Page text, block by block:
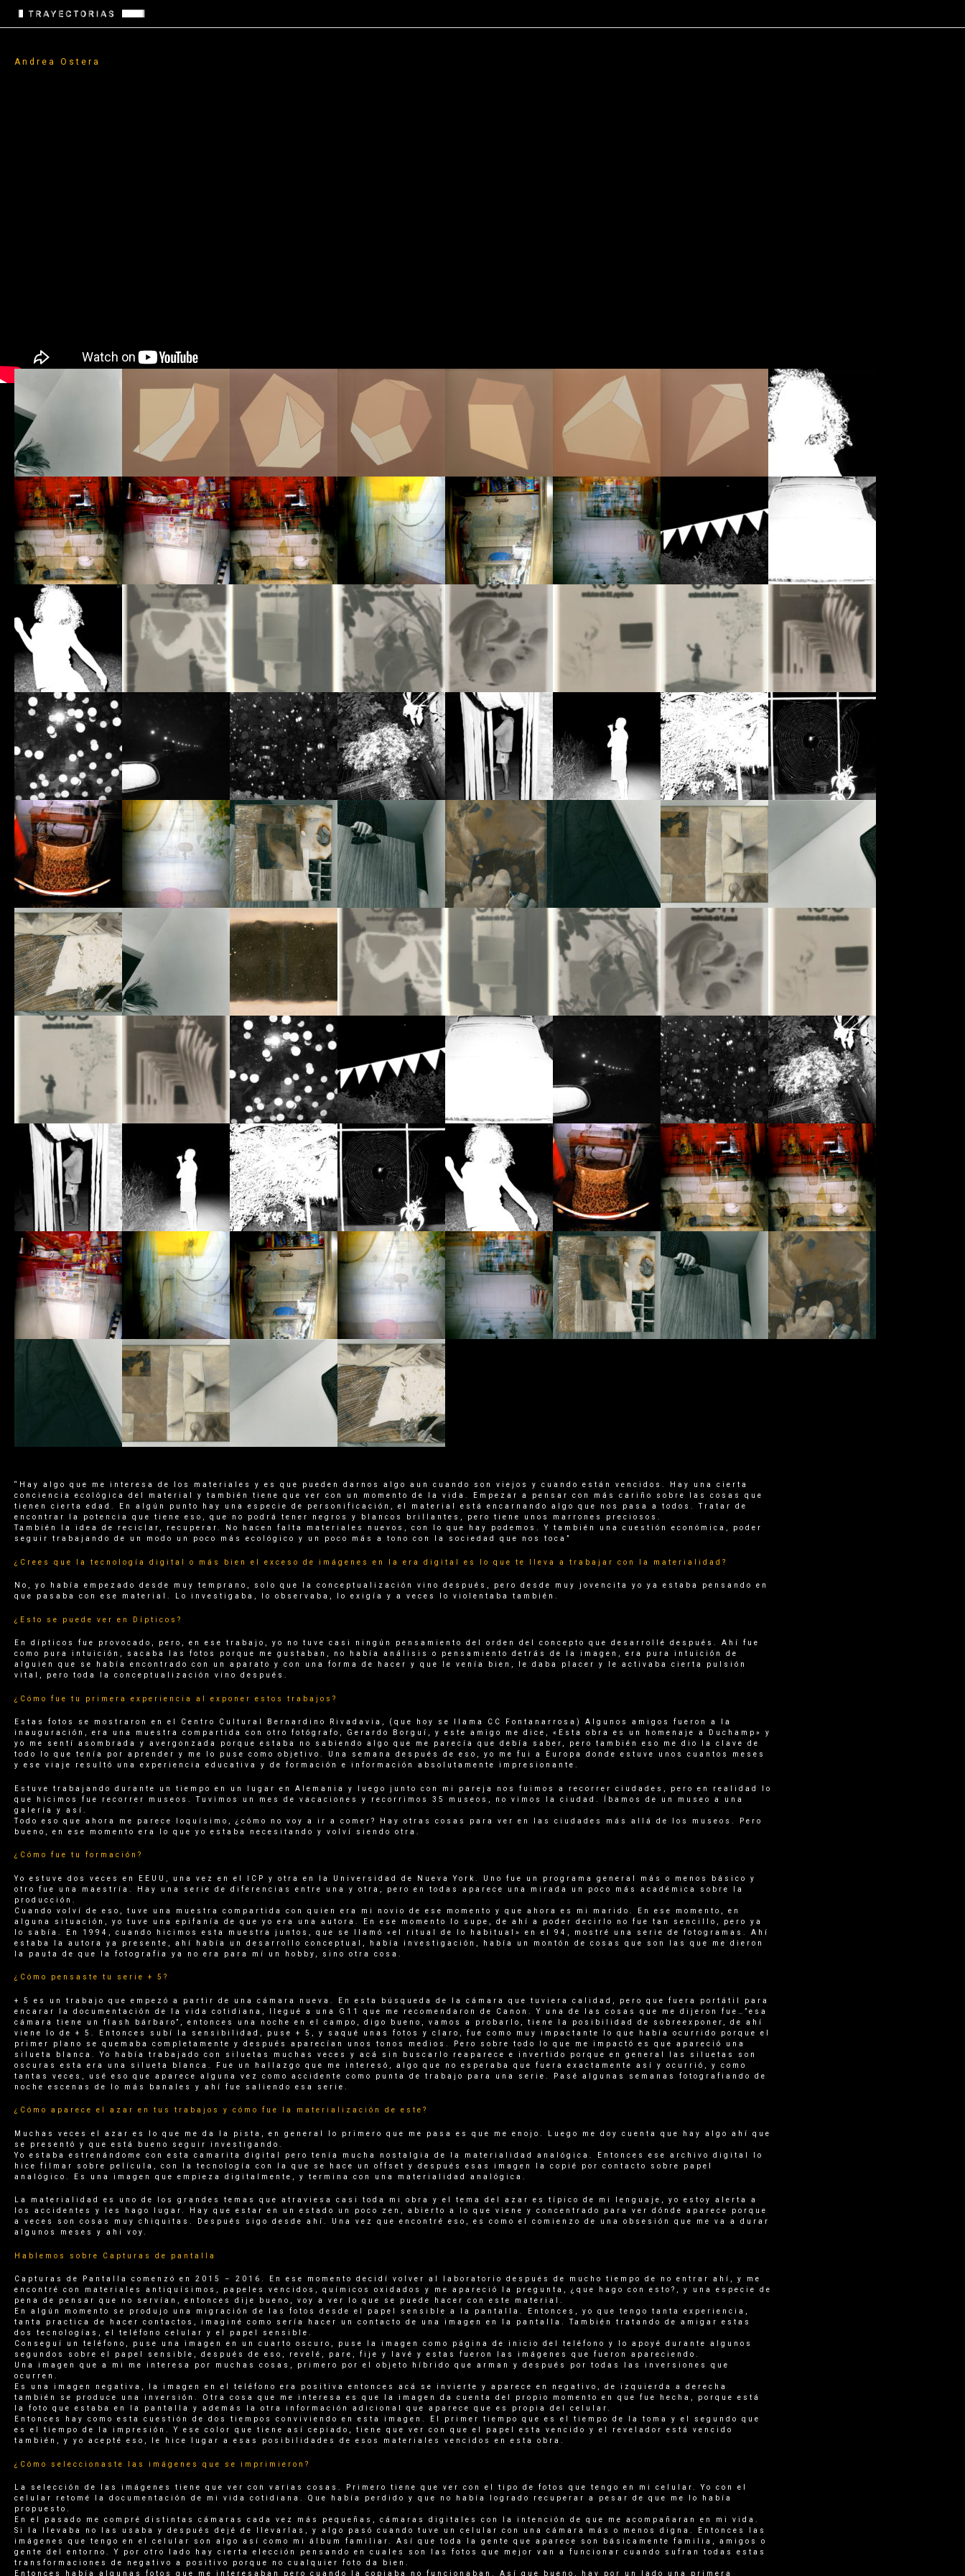
contenido
Andrea Ostera
“Hay algo que me interesa de los materiales y es que pueden darnos algo aun cuando son viejos y cuando están vencidos. Hay una cierta
conciencia ecológica del material y también tiene que ver con un momento de la vida. Empezar a pensar con más cariño sobre las cosas que
tienen cierta edad. En algún punto hay una especie de personificación, el material está encarnando algo que nos pasa a todos. Tratar de
encontrar la potencia que tiene eso, que no podrá tener negros y blancos brillantes, pero tiene unos marrones preciosos.
También la idea de reciclar, recuperar. No hacen falta materiales nuevos, con lo que hay podemos. Y también una cuestión económica, poder
seguir trabajando de un modo un poco más ecológico y un poco más a tono con la sociedad que nos toca”
¿Crees que la tecnología digital o más bien el exceso de imágenes en la era digital es lo que te lleva a trabajar con la materialidad?
No, yo había empezado desde muy temprano, solo que la conceptualización vino después, pero desde muy jovencita yo ya estaba pensando en
que pasaba con ese material. Lo investigaba, lo observaba, lo exigía y a veces lo violentaba también.
¿Esto se puede ver en Dípticos?
En dípticos fue provocado, pero, en ese trabajo, yo no tuve casi ningún pensamiento del orden del concepto que desarrollé después. Ahí fue
como pura intuición, sacaba las fotos porque me gustaban, no había análisis o pensamiento detrás de la imagen, era pura intuición de
alguien que se había encontrado con un aparato y con una forma de hacer y que le venía bien, le daba placer y le activaba cierta pulsión
vital, pero toda la conceptualización vino después.
¿Cómo fue tu primera experiencia al exponer estos trabajos?
Estas fotos se mostraron en el Centro Cultural Bernardino Rivadavia, (que hoy se llama CC Fontanarrosa) Algunos amigos fueron a la
inauguración, era una muestra compartida con otro fotógrafo, Gerardo Borguí, y este amigo me dice, «Esta obra es un homenaje a Duchamp» y
yo me sentí asombrada y avergonzada porque estaba no sabiendo algo que me parecía que debía saber, pero también eso me dio la clave de
todo lo que tenía por aprender y me lo puse como objetivo. Una semana después de eso, yo me fui a Europa donde estuve unos cuantos meses
y ese viaje resultó una experiencia educativa y de formación e información absolutamente impresionante.
Estuve trabajando durante un tiempo en un lugar en Alemania y luego junto con mi pareja nos fuimos a recorrer ciudades, pero en realidad lo
que hicimos fue recorrer museos. Tuvimos un mes de vacaciones y recorrimos 35 museos, no vimos la ciudad. Íbamos de un museo a una
galería y así.
Todo eso que ahora me parece loquísimo, ¿cómo no voy a ir a comer? Hay otras cosas para ver en las ciudades más allá de los museos. Pero
bueno, en ese momento era lo que yo estaba necesitando y volví siendo otra.
¿Cómo fue tu formación?
Yo estuve dos veces en EEUU, una vez en el ICP y otra en la Universidad de Nueva York. Uno fue un programa general más o menos básico y
otro fue una maestría. Hay una serie de diferencias entre una y otra, pero en todas aparece una mirada un poco más académica sobre la
producción.
Cuando volví de eso, tuve una muestra compartida con quien era mi novio de ese momento y que ahora es mi marido. En ese momento, en
alguna situación, yo tuve una epifanía de que yo era una autora. En ese momento lo supe, de ahí a poder decirlo no fue tan sencillo, pero ya
lo sabía. En 1994, cuando hicimos esta muestra juntos, que se llamó «el ritual de lo habitual» en el 94, mostré una serie de fotogramas. Ahí
estaba la autora ya presente, ahí había un desarrollo conceptual, había investigación, había un montón de cosas que son las que me dieron
la pauta de que la fotografía ya no era para mí un hobby, sino otra cosa.
¿Cómo pensaste tu serie + 5?
+ 5 es un trabajo que empezó a partir de una cámara nueva. En esta búsqueda de la cámara que tuviera calidad, pero que fuera portátil para
encarar la documentación de la vida cotidiana, llegué a una G11 que me recomendaron de Canon. Y una de las cosas que me dijeron fue…”esa
cámara tiene un flash bárbaro”, entonces una noche en el campo, digo bueno, vamos a probarlo, tiene la posibilidad de sobreexponer, de ahí
viene lo de + 5. Entonces subí la sensibilidad, puse + 5, y saqué unas fotos y claro, fue como muy impactante lo que había ocurrido porque el
primer plano se quemaba completamente y después aparecían unos tonos medios. Pero sobre todo lo que me impactó es que apareció una
silueta blanca. Yo había trabajado con siluetas muchas veces y acá sin buscarlo reaparece e invertido porque en general las siluetas son
oscuras esta era una silueta blanca. Fue un hallazgo que me interesó, algo que no esperaba que fuera exactamente así y ocurrió, y como
tantas veces, usé eso que aparece alguna vez como accidente como punta de trabajo para una serie. Pasé algunas semanas fotografiando de
noche escenas de lo más banales y ahí fue saliendo esa serie.
¿Cómo aparece el azar en tus trabajos y cómo fue la materialización de este?
Muchas veces el azar es lo que me da la pista, en general lo primero que me pasa es que me enojo. Luego me doy cuenta que hay algo ahí que
se presentó y que está bueno seguir investigando.
Yo estaba estrenándome con esta camarita digital pero tenía mucha nostalgia de la materialidad analógica. Entonces ese archivo digital lo
hice filmar sobre película, con la tecnología con la que se hace un offset y después esas imagen la copié por contacto sobre papel
analógico. Es una imagen que empieza digitalmente, y termina con una materialidad analógica.
La materialidad es uno de los grandes temas que atraviesa casi toda mi obra y el tema del azar es típico de mi lenguaje, yo estoy alerta a
los accidentes y les hago lugar. Hay que estar en un estado un poco zen, abierto a lo que viene y concentrado para ver dónde aparece porque
a veces son cosas muy chiquitas. Después sigo desde ahí. Una vez que encontré eso, es como el comienzo de una obsesión que me va a durar
algunos meses y ahí voy.
Hablemos sobre Capturas de pantalla
Capturas de Pantalla comenzó en 2015 – 2016. En ese momento decidí volver al laboratorio después de mucho tiempo de no entrar ahí, y me
encontré con materiales antiquísimos, papeles vencidos, químicos oxidados y me apareció la pregunta, ¿que hago con esto?, y una especie de
pena de pensar que no servían, entonces dije bueno, voy a ver lo que se puede hacer con este material.
En algún momento se produjo una migración de las fotos desde el papel sensible a la pantalla. Entonces, yo que tengo tanta experiencia,
tanta practica de hacer contactos, imaginé como sería hacer un contacto de una imagen en la pantalla. También tratando de amigar estas
dos tecnologías, el teléfono celular y el papel sensible.
Conseguí un teléfono, puse una imagen en un cuarto oscuro, puse la imagen como página de inicio del teléfono y lo apoyé durante algunos
segundos sobre el papel sensible, después de eso, revelé, pare, fije y lavé y estas fueron las imágenes que fueron apareciendo.
Una imagen que a mi me interesa por muchas cosas, primero por el objeto híbrido que arman y después por todas las inversiones que
ocurren.
Es una imagen negativa, la imagen en el teléfono era positiva entonces acá se invierte y aparece en negativo, de izquierda a derecha
también se produce una inversión. Otra cosa que me interesa es que la imagen da cuenta del propio momento en que fue hecha, porque está
la foto que estaba en la pantalla y además la otra información adicional que aparece que es propia del celular.
Entonces hay como esta cuestión de dos tiempos conviviendo en esta imagen. El primer tiempo que es el tiempo de la toma y el segundo que
es el tiempo de la impresión. Y ese color que tiene así cepiado, tiene que ver con que el papel esta vencido y el revelador está vencido
también, y yo acepté eso, le hice lugar a esas posibilidades de esos materiales vencidos en esta obra.
¿Cómo seleccionaste las imágenes que se imprimieron?
La selección de las imágenes tiene que ver con varias cosas. Primero tiene que ver con el tipo de fotos que tengo en mi celular. Yo con el
celular retomé la documentación de mi vida cotidiana. Que había perdido y que no había logrado recuperar a pesar de que me lo había
propuesto.
En el pasado me compré distintas cámaras cada vez más pequeñas, cámaras digitales con la intención de que me acompañaran en mi vida.
Si la llevaba no las usaba y después dejé de llevarlas, y algo pasó cuando tuve un celular con una cámara más o menos digna. Entonces las
imágenes que tengo en el celular son algo así como mi álbum familiar. Así que toda la gente que aparece son básicamente familia, amigos o
gente del entorno. Y por otro lado hay cierta elección pensando en cuales son las fotos que mejor van a funcionar cuando sufran todas estas
transformaciones de negativo a positivo porque no cualquier foto da bien.
Entonces había algunas fotos que me interesaban pero cuando la copiaba no funcionaban. Así que bueno, hay por un lado una primera